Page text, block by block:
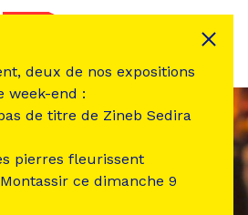
deux de nos expositions
week-end :
de titre de Zineb Sedira
pierres fleurissent
ce dimanche 9
cookies